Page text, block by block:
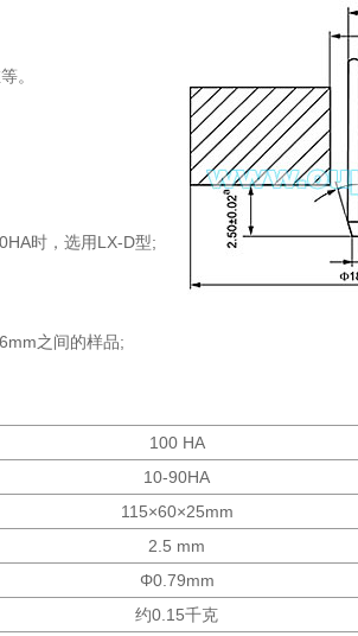
。
时，选用LX-D型;
之间的样品;
100 HA
10-90HA
115×60×25mm
2.5 mm
Φ0.79mm
约0.15千克